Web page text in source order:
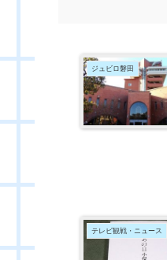
ジュビロ磐田
テレビ観戦・ニュース